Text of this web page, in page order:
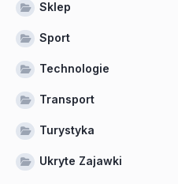
Sklep
Sport
Technologie
Transport
Turystyka
Ukryte Zajawki